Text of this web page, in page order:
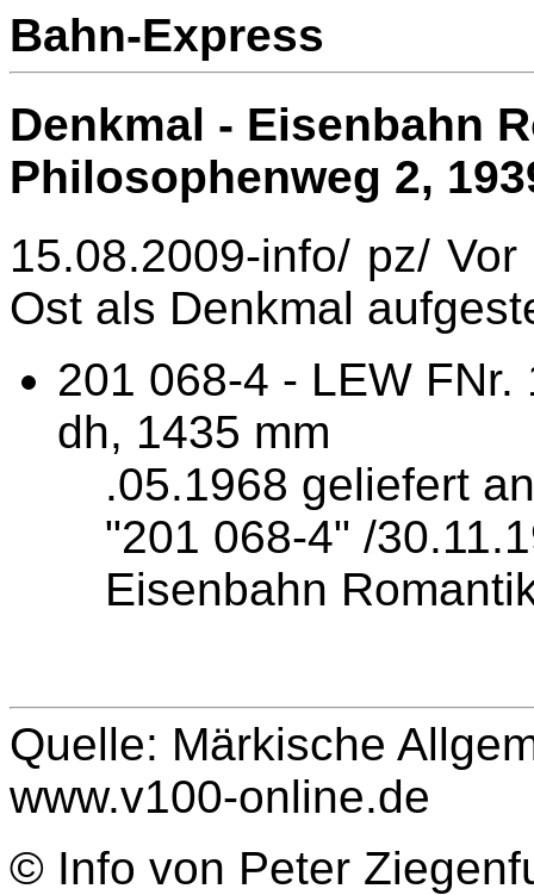
Bahn-Express
Denkmal - Eisenbahn
Philosophenweg 2,
15.08.2009-info/ pz/
Ost als Denkmal
201 068-4 - LEW FNr.
dh, 1435 mm
.05.1968 geliefert
"201 068-4" /
Eisenbahn
Quelle: Märkische
www.v100-online.de
© Info von Peter